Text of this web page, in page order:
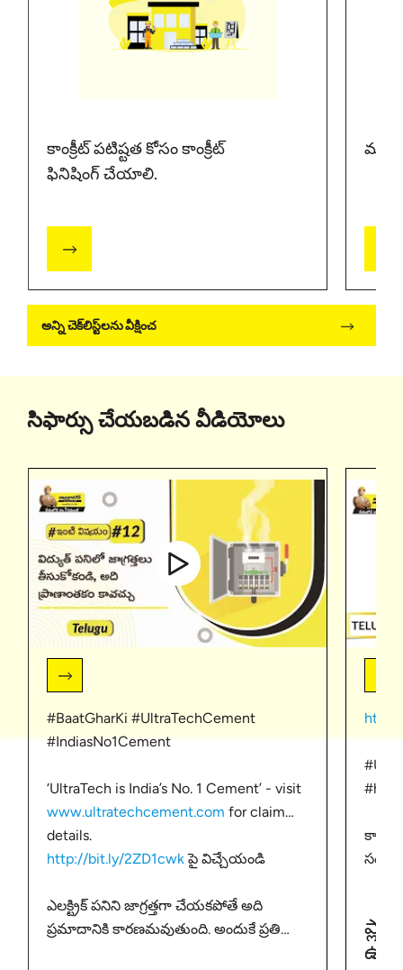
కాంక్రీట్ పటిష్టత కోసం కాంక్రీట్
ఫినిషింగ్ చేయాలి.
అన్ని చెక్‌లిస్ట్‌లను వీక్షించ
సిఫార్సు చేయబడిన వీడియోలు
ఎలక్ట్రిక్ పనిని జాగ్రత్తగా చేయకపోతే అది
ప్రమాదానికి కారణమవుతుంది. అందుకే ప్రతి
http://bit.ly/2ZD1cwkపై విచ్చేయండి
‘UltraTech is India’s No. 1 Cement’ - visit
www.ultratechcement.com for claim
details.
#BaatGharKi #UltraTechCement
#IndiasNo1Cement